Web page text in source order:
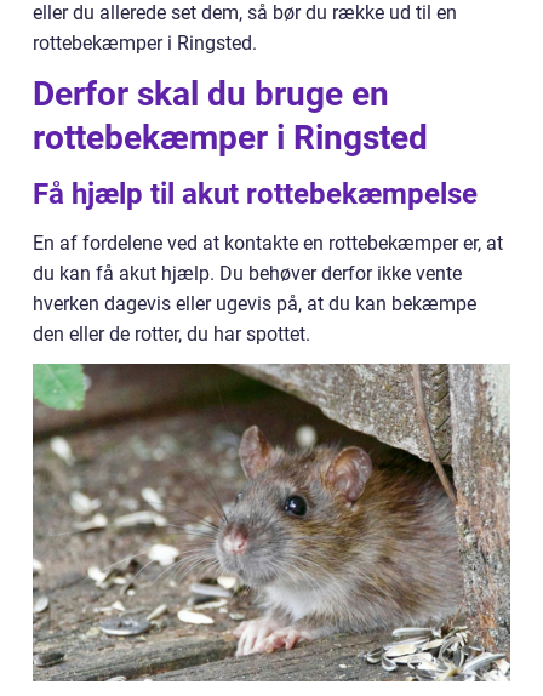
eller du allerede set dem, så bør du række ud til en
rottebekæmper i Ringsted.
Derfor skal du bruge en
rottebekæmper i Ringsted
Få hjælp til akut rottebekæmpelse
En af fordelene ved at kontakte en rottebekæmper er, at
du kan få akut hjælp. Du behøver derfor ikke vente
hverken dagevis eller ugevis på, at du kan bekæmpe
den eller de rotter, du har spottet.